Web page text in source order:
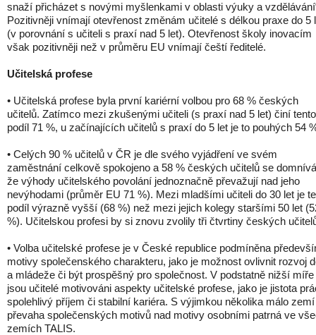
snaží přicházet s novými myšlenkami v oblasti výuky a
Pozitivněji vnímají otevřenost změnám učitelé s délkou praxe do 5
(v porovnání s učiteli s praxí nad 5 let). Otevřenost školy inovacím
však pozitivněji než v průměru EU vnímají čeští ředitelé.
Učitelská profese
• Učitelská profese byla první kariérní volbou pro 68 % českých
učitelů. Zatímco mezi zkušenými učiteli (s praxí nad 5 let) činí tento
podíl 71 %, u začínajících učitelů s praxí do 5 let je to pouhých 54
• Celých 90 % učitelů v ČR je dle svého vyjádření ve svém
zaměstnání celkově spokojeno a 58 % českých učitelů se
že výhody učitelského povolání jednoznačně převažují nad jeho
nevýhodami (průměr EU 71 %). Mezi mladšími učiteli do 30 let je
podíl výrazně vyšší (68 %) než mezi jejich kolegy staršími 50 let
%). Učitelskou profesi by si znovu zvolily tři čtvrtiny českých
• Volba učitelské profese je v České republice podmíněna
motivy společenského charakteru, jako je možnost ovlivnit rozvoj
a mládeže či být prospěšný pro společnost. V podstatně nižší míře
jsou učitelé motivováni aspekty učitelské profese, jako je jistota
spolehlivý příjem či stabilní kariéra. S výjimkou několika málo
převaha společenských motivů nad motivy osobními patrná ve
zemích TALIS.